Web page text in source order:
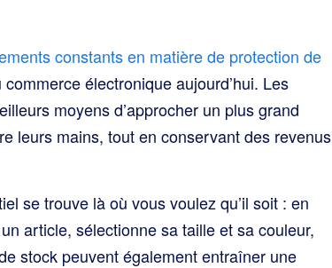
constants en matière de protection de
électronique aujourd’hui. Les
moyens d’approcher un plus grand
leurs mains, tout en conservant des revenus
se trouve là où vous voulez qu’il soit : en
article, sélectionne sa taille et sa couleur,
stock peuvent également entraîner une